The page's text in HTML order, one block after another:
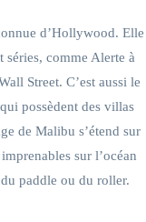
d’Hollywood. Elle
comme Alerte à
Street. C’est aussi le
possèdent des villas
de Malibu s’étend sur
sur l’océan
paddle ou du roller.